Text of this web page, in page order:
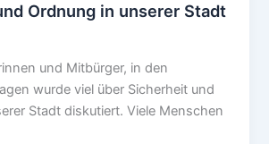
Ordnung in unserer Stadt
und Mitbürger, in den
wurde viel über Sicherheit und
Stadt diskutiert. Viele Menschen